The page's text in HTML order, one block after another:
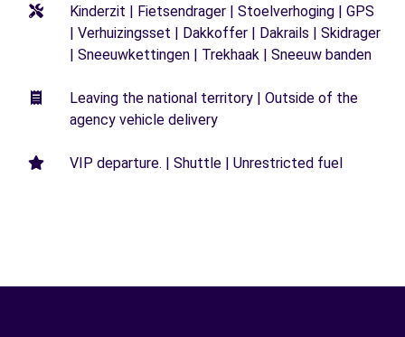
Kinderzit | Fietsendrager | Stoelverhoging | GPS
| Verhuizingsset | Dakkoffer | Dakrails | Skidrager
| Sneeuwkettingen | Trekhaak | Sneeuw banden
Leaving the national territory | Outside of the
agency vehicle delivery
VIP departure. | Shuttle | Unrestricted fuel